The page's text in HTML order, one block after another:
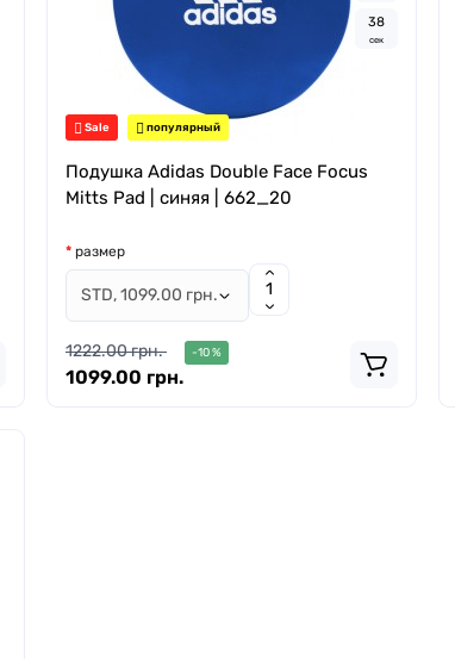
Sale популярный
37
сек
Подушка Adidas Double Face Focus
Mitts Pad | синяя | 662_20
размер
1222.00 грн. -10 %
1099.00 грн.